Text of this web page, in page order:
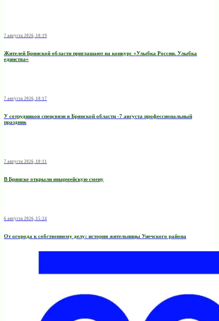
7 августа 2026, 10:19
Жителей Брянской области приглашают на конкурс «Улыбка России. Улыбка
единства»
7 августа 2026, 10:17
У сотрудников спецсвязи в Брянской области -7 августа профессиональный
праздник
7 августа 2026, 10:11
В Брянске открыли юнармейскую смену
6 августа 2026, 15:24
От огорода к собственному делу: история жительницы Унечского района